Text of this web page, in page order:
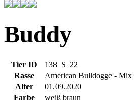
Buddy
Tier ID
138_S_22
Rasse
American Bulldogge - Mix
Alter
01.09.2020
Farbe
weiß braun